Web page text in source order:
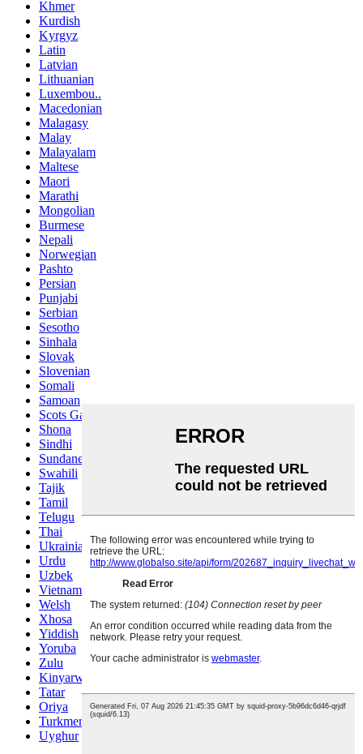
Khmer
Kurdish
Kyrgyz
Latin
Latvian
Lithuanian
Luxembou..
Macedonian
Malagasy
Malay
Malayalam
Maltese
Maori
Marathi
Mongolian
Burmese
Nepali
Norwegian
Pashto
Persian
Punjabi
Serbian
Sesotho
Sinhala
Slovak
Slovenian
Somali
Samoan
Scots Gaelic
Shona
Sindhi
Sundanese
Swahili
Tajik
Tamil
Telugu
Thai
Ukrainian
Urdu
Uzbek
Vietnamese
Welsh
Xhosa
Yiddish
Yoruba
Zulu
Kinyarwanda
Tatar
Oriya
Turkmen
Uyghur